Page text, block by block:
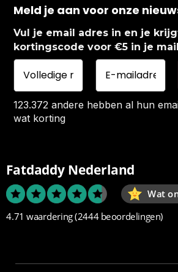
Meld je aan voor onze
Vul je email adres in en je
kortingscode voor €5 in je
123.372 andere hebben al hun
wat korting
Fatdaddy Nederland
Wat
4.71 waardering(2444 beoordelingen)